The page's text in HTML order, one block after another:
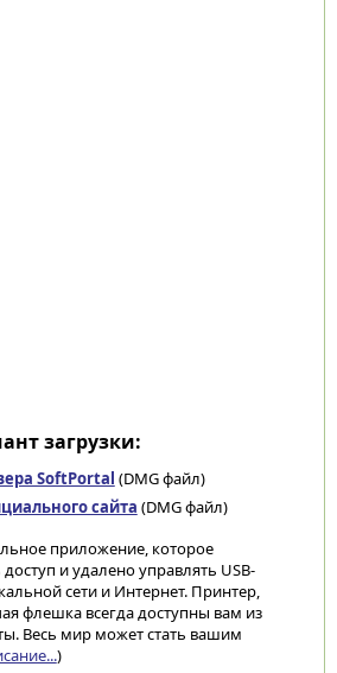
загрузки:
SoftPortal (DMG файл)
сайта (DMG файл)
приложение, которое
и удалено управлять USB-
сети и Интернет. Принтер,
флешка всегда доступны вам из
Весь мир может стать вашим
)